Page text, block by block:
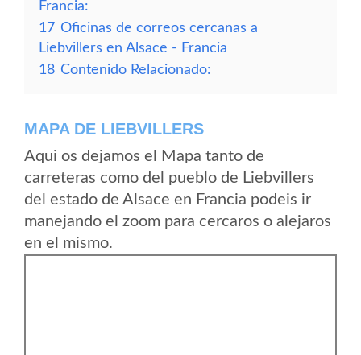
Francia:
17 Oficinas de correos cercanas a
Liebvillers en Alsace - Francia
18 Contenido Relacionado:
MAPA DE LIEBVILLERS
Aqui os dejamos el Mapa tanto de
carreteras como del pueblo de Liebvillers
del estado de Alsace en Francia podeis ir
manejando el zoom para cercaros o alejaros
en el mismo.